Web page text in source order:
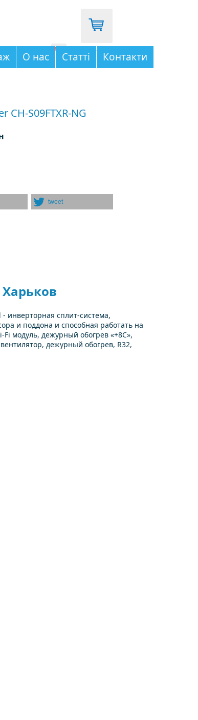
096-333-03-65
О нас Статті Контакти
CH-S09FTXR-NG
tweet
Харьков
инверторная сплит-система,
и поддона и способная работать на
Fi модуль, дежурный обогрев «+8С»,
дежурный обогрев, R32,